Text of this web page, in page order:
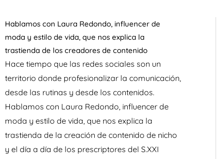
Hablamos con Laura Redondo, influencer de
moda y estilo de vida, que nos explica la
trastienda de los creadores de contenido
Hace tiempo que las redes sociales son un
territorio donde profesionalizar la comunicación,
desde las rutinas y desde los contenidos.
Hablamos con Laura Redondo, influencer de
moda y estilo de vida, que nos explica la
trastienda de la creación de contenido de nicho
y el día a día de los prescriptores del S.XXI